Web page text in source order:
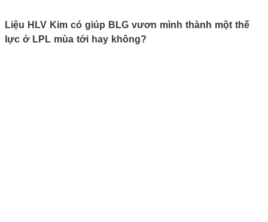
Liệu HLV Kim có giúp BLG vươn mình thành một thế
lực ở LPL mùa tới hay không?